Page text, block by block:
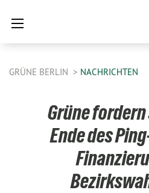
GRÜNE BERLIN NACHRICHTEN
Grüne
Ende des